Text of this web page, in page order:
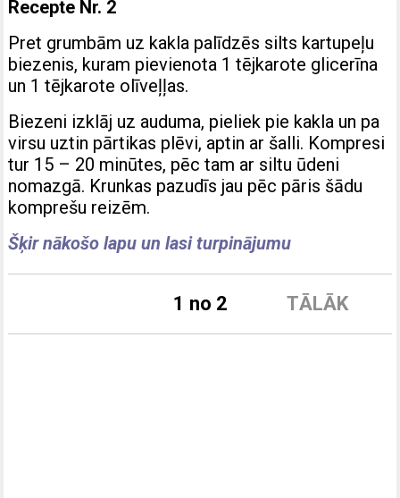
Recepte Nr. 2
Pret grumbām uz kakla palīdzēs silts kartupeļu
biezenis, kuram pievienota 1 tējkarote glicerīna
un 1 tējkarote olīveļļas.
Biezeni izklāj uz auduma, pieliek pie kakla un pa
virsu uztin pārtikas plēvi, aptin ar šalli. Kompresi
tur 15 – 20 minūtes, pēc tam ar siltu ūdeni
nomazgā. Krunkas pazudīs jau pēc pāris šādu
komprešu reizēm.
Šķir nākošo lapu un lasi turpinājumu
TĀLĀK
1 no 2